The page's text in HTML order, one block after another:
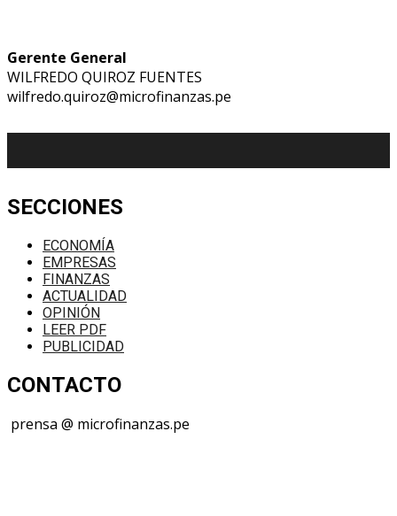
Gerente General
WILFREDO QUIROZ FUENTES
wilfredo.quiroz@microfinanzas.pe
SECCIONES
ECONOMÍA
EMPRESAS
FINANZAS
ACTUALIDAD
OPINIÓN
LEER PDF
PUBLICIDAD
CONTACTO
prensa @ microfinanzas.pe